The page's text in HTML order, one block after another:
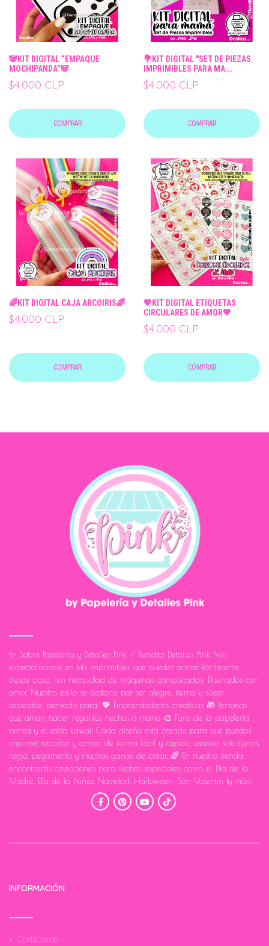
🐼KIT DIGITAL “EMPAQUE
MOCHIPANDA”🐼
$4.000 CLP
COMPRAR
💐KIT DIGITAL "SET DE PIEZAS
IMPRIMIBLES PARA MA...
$4.000 CLP
COMPRAR
🌈KIT DIGITAL CAJA ARCOIRIS🌈
$4.000 CLP
COMPRAR
💖KIT DIGITAL ETIQUETAS
CIRCULARES DE AMOR💖
$4.000 CLP
COMPRAR
✨ Sobre Papelería y Detalles Pink / Tiendita Detalles Pink Nos
especializamos en kits imprimibles que puedes armar fácilmente
desde casa, ¡sin necesidad de máquinas complicadas! Diseñados con
amor. Nuestro estilo se destaca por ser alegre, tierno y súper
accesible, pensado para: 💖 Emprendedoras creativas 🎁 Personas
que aman hacer regalitos hechos a mano 🎨 Fans de la papelería
bonita y el estilo kawaii Cada diseño está creado para que puedas
imprimir, recortar y armar de forma fácil y rápida, usando solo tijeras,
regla, pegamento y muchas ganas de crear. 🌈 En nuestra tienda
encontrarás colecciones para fechas especiales como el Día de la
Madre, Día de la Niñez, Navidad, Halloween, San Valentín ¡y más!
INFORMACIÓN
Contáctanos